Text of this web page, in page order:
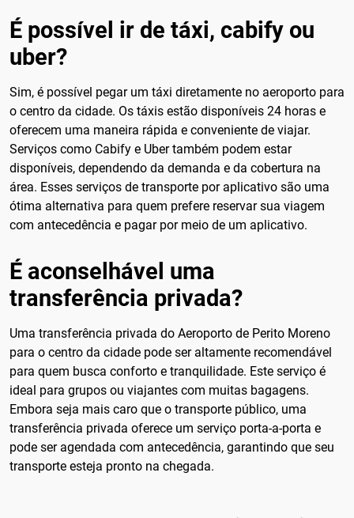
É possível ir de táxi, cabify ou
uber?
Sim, é possível pegar um táxi diretamente no aeroporto para
o centro da cidade. Os táxis estão disponíveis 24 horas e
oferecem uma maneira rápida e conveniente de viajar.
Serviços como Cabify e Uber também podem estar
disponíveis, dependendo da demanda e da cobertura na
área. Esses serviços de transporte por aplicativo são uma
ótima alternativa para quem prefere reservar sua viagem
com antecedência e pagar por meio de um aplicativo.
É aconselhável uma
transferência privada?
Uma transferência privada do Aeroporto de Perito Moreno
para o centro da cidade pode ser altamente recomendável
para quem busca conforto e tranquilidade. Este serviço é
ideal para grupos ou viajantes com muitas bagagens.
Embora seja mais caro que o transporte público, uma
transferência privada oferece um serviço porta-a-porta e
pode ser agendada com antecedência, garantindo que seu
transporte esteja pronto na chegada.